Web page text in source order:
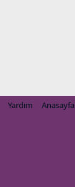
Yardım Anasayfa